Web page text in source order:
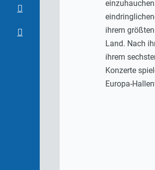
ihrem
Land. Nach
ihrem
Konzerte
Europa-